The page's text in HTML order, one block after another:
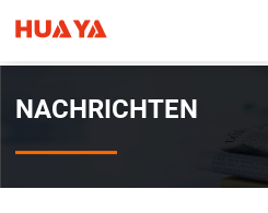
NACHRICHTEN